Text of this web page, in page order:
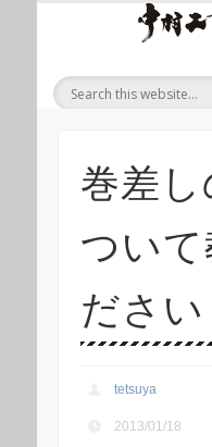
ONLINE
巻差
ついて
ださい
tetsuya
2013/01/18